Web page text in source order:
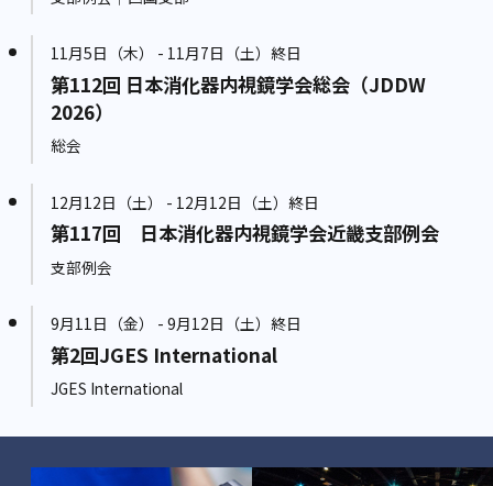
11月5日（木） - 11月7日（土）終日
第112回 日本消化器内視鏡学会総会（JDDW
2026）
総会
12月12日（土） - 12月12日（土）終日
第117回 日本消化器内視鏡学会近畿支部例会
支部例会
9月11日（金） - 9月12日（土）終日
第2回JGES International
JGES International